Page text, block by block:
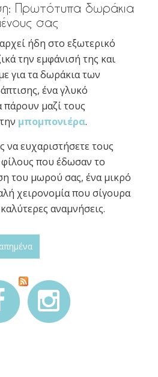
Πρωτότυπα δωράκια
σας
ήδη στο εξωτερικό
την εμφάνισή της και
για τα δωράκια των
ένα γλυκό
πάρουν μαζί τους
μπομπονιέρα.
να ευχαριστήσετε τους
φίλους που έδωσαν το
του μωρού σας, ένα μικρό
χειρονομία που σίγουρα
αναμνήσεις.